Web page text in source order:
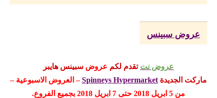
عروض سبينس
عروض نت تقدم لكم عروض سبينس هايبر
ماركت الجديدة Spinneys Hypermarket– العروض الاسبوعية –
من 5 ابريل 2018 حتى 7 ابريل 2018
بجميع الفروع.